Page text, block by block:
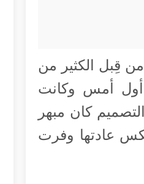
قِبل الكثير من
أول أمس وكانت
فهى أول منتج جديد لأبل منذ 3 سنين، التصميم كان مبهر
عادتها وفرت